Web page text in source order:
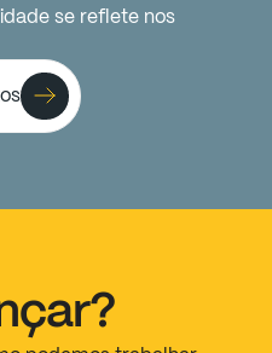
se reflete nos